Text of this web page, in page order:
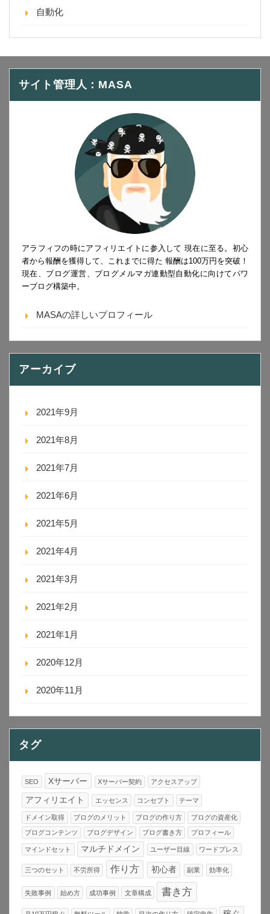
自動化
サイト管理人：MASA
アラフィフの時にアフィリエイトに参入して 現在に至る。初心
者から報酬を獲得して、これまでに得た 報酬は100万円を突破！
現在、ブログ運営、ブログメルマガ連動型自動化に向けてパワ
ーブログ構築中。
MASAの詳しいプロフィール
アーカイブ
2021年9月
2021年8月
2021年7月
2021年6月
2021年5月
2021年4月
2021年3月
2021年2月
2021年1月
2020年12月
2020年11月
タグ
SEO Xサーバー Xサーバー契約 アクセスアップ
アフィリエイト エッセンス コンセプト テーマ
ドメイン取得 ブログのメリット ブログの作り方 ブログの資産化
ブログコンテンツ ブログデザイン ブログ書き方 プロフィール
マインドセット マルチドメイン ユーザー目線 ワードプレス
三つのセット 不労所得 作り方 初心者 副業 効率化
失敗事例 始め方 成功事例 文章構成 書き方